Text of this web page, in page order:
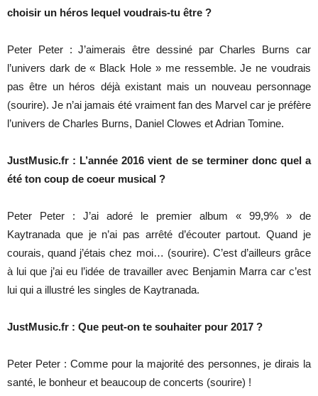
choisir un héros lequel voudrais-tu être ?
Peter Peter : J’aimerais être dessiné par Charles Burns car
l’univers dark de « Black Hole » me ressemble. Je ne voudrais
pas être un héros déjà existant mais un nouveau personnage
(sourire). Je n’ai jamais été vraiment fan des Marvel car je préfère
l’univers de Charles Burns, Daniel Clowes et Adrian Tomine.
JustMusic.fr : L’année 2016 vient de se terminer donc quel a
été ton coup de coeur musical ?
Peter Peter : J’ai adoré le premier album « 99,9% » de
Kaytranada que je n’ai pas arrêté d’écouter partout. Quand je
courais, quand j’étais chez moi… (sourire). C’est d’ailleurs grâce
à lui que j’ai eu l’idée de travailler avec Benjamin Marra car c’est
lui qui a illustré les singles de Kaytranada.
JustMusic.fr : Que peut-on te souhaiter pour 2017 ?
Peter Peter : Comme pour la majorité des personnes, je dirais la
santé, le bonheur et beaucoup de concerts (sourire) !